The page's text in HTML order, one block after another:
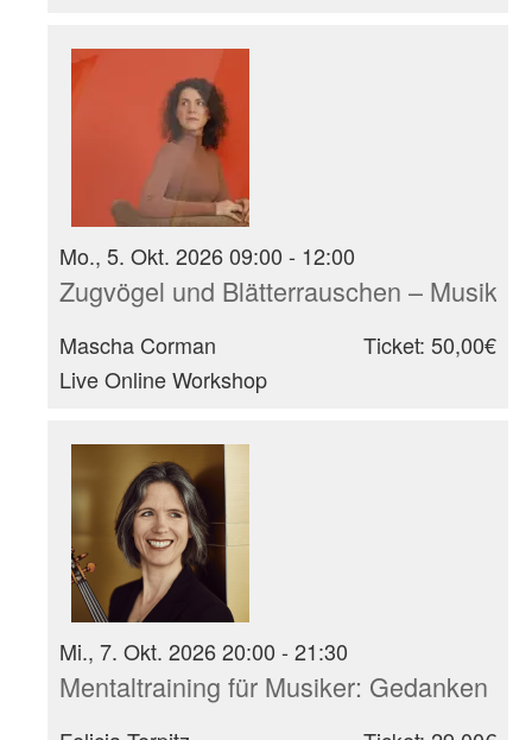
Mo., 5. Okt. 2026 09:00 - 12:00
Zugvögel und Blätterrauschen –
Mascha Corman
Live Online Workshop
Ticket: 50,00€
Mi., 7. Okt. 2026 20:00 - 21:30
Mentaltraining für Musiker: Gedanken